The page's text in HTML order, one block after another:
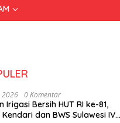
2026 0 Komentar
Irigasi Bersih HUT RI ke-81,
dan BWS Sulawesi IV